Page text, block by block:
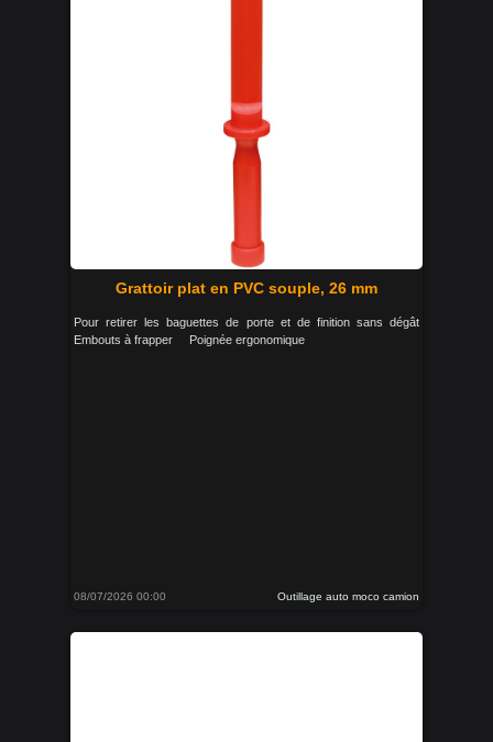
Grattoir plat en PVC souple, 26 mm
Pour retirer les baguettes de porte et de finition sans dégât
Embouts à frapper Poignée ergonomique
08/07/2026 00:00 Outillage auto moco camion